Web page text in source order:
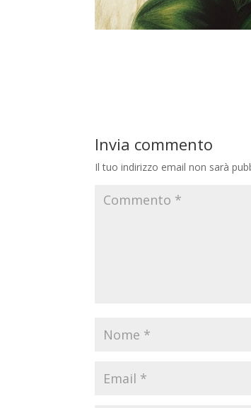
Invia commento
Il tuo indirizzo email non sarà